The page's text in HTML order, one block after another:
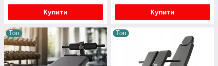
Купити Купити
Топ Топ